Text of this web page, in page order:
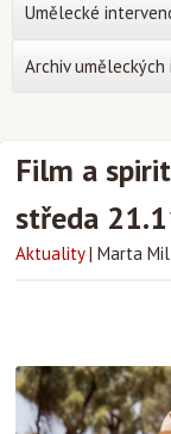
Film a
středa
Aktuality | Marta
Umělecké
Archiv